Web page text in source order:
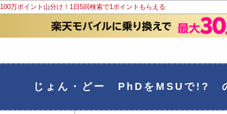
100万ポイント山分け！1日5回検索で1ポイントもらえる
じょん・どー PhDをMSUで!?